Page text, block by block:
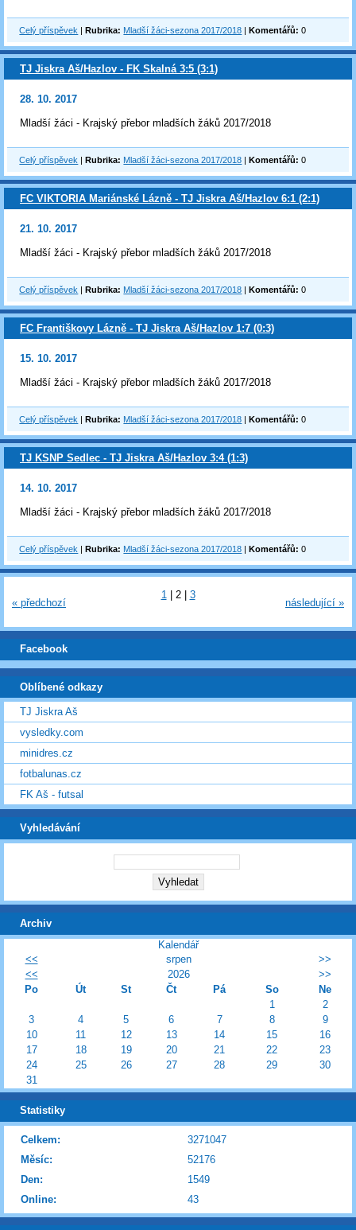
Celý příspěvek |Rubrika: Mladší žáci-sezona 2017/2018 |Komentářů: 0
TJ Jiskra Aš/Hazlov - FK Skalná 3:5 (3:1)
28. 10. 2017
Mladší žáci - Krajský přebor mladších žáků 2017/2018
Celý příspěvek |Rubrika: Mladší žáci-sezona 2017/2018 |Komentářů: 0
FC VIKTORIA Mariánské Lázně - TJ Jiskra Aš/Hazlov 6:1 (2:1)
21. 10. 2017
Mladší žáci - Krajský přebor mladších žáků 2017/2018
Celý příspěvek |Rubrika: Mladší žáci-sezona 2017/2018 |Komentářů: 0
FC Františkovy Lázně - TJ Jiskra Aš/Hazlov 1:7 (0:3)
15. 10. 2017
Mladší žáci - Krajský přebor mladších žáků 2017/2018
Celý příspěvek |Rubrika: Mladší žáci-sezona 2017/2018 |Komentářů: 0
TJ KSNP Sedlec - TJ Jiskra Aš/Hazlov 3:4 (1:3)
14. 10. 2017
Mladší žáci - Krajský přebor mladších žáků 2017/2018
Celý příspěvek |Rubrika: Mladší žáci-sezona 2017/2018 |Komentářů: 0
« předchozí
1 2 3
následující »
Facebook
Oblíbené odkazy
TJ Jiskra Aš
vysledky.com
minidres.cz
fotbalunas.cz
FK Aš - futsal
Vyhledávání
Archiv
Kalendář
<<
srpen
>>
<<
2026
>>
Po
Út St Čt Pá So
Ne
1
2
3
4 5 6 7 8
9
10
11 12 13 14 15
16
17
18 19 20 21 22
23
24
25 26 27 28 29
30
31
Statistiky
Online: 43
Celkem:
3271047
Měsíc:
52176
Den:
1549